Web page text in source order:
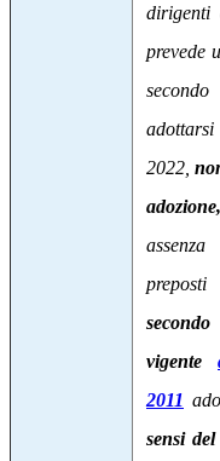
dirigenti
prevede
2022,
preposti
vigente
2011
sensi